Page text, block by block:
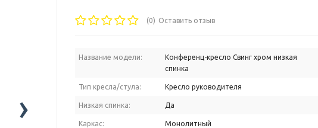
›
(0) Оставить отзыв
Название модели:
Конференц-кресло Свинг хром низкая
спинка
Тип кресла/стула: Кресло руководителя
Низкая спинка: Да
Каркас: Монолитный